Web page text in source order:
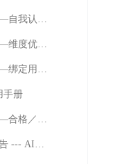
360度评估——自我认知差异
360度评估——维度优劣势总结
360度评估——绑定用户体系
手册
360度评估——合格／基准分数线设置
360度评估报告 --- AI分析